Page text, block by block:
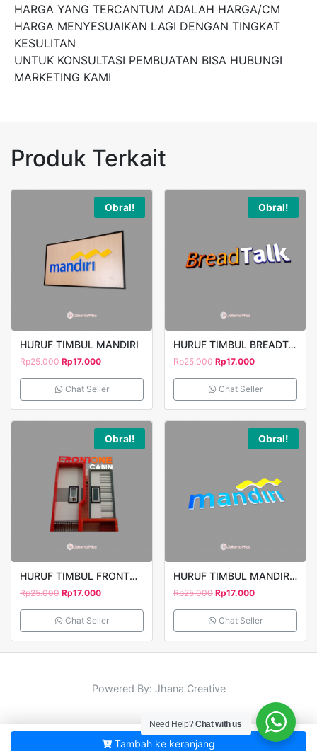
HARGA YANG TERCANTUM ADALAH HARGA/CM
HARGA MENYESUAIKAN LAGI DENGAN TINGKAT
KESULITAN
UNTUK KONSULTASI PEMBUATAN BISA HUBUNGI
MARKETING KAMI
Produk Terkait
Obral!
HURUF TIMBUL MANDIRI
Rp25.000 Rp17.000
Chat Seller
Obral!
HURUF TIMBUL BREADTALK
Rp25.000 Rp17.000
Chat Seller
Obral!
HURUF TIMBUL FRONTONE
Rp25.000 Rp17.000
Chat Seller
Obral!
HURUF TIMBUL MANDIRI 3
Rp25.000 Rp17.000
Chat Seller
Powered By: Jhana Creative
Need Help?Chat with us
Tambah ke keranjang